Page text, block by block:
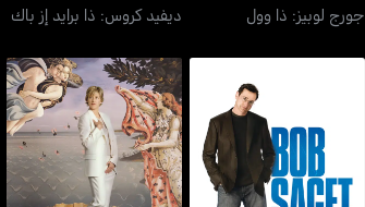
جورج لوبيز: ذا وول ديفيد كروس: ذا برايد إز باك
بوب ساغيت: ذات آينت رايت إيلين دوجينرس: ذا بيغينينغ